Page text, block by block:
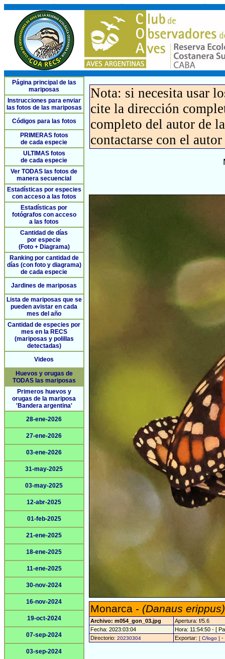
Página principal de las
mariposas
Instrucciones para enviar
las fotos de las mariposas
Códigos para las fotos
PRIMERAS fotos
de cada especie
ULTIMAS fotos
de cada especie
Ver TODAS las fotos de
manera secuencial
Estadísticas por especies
con acceso a las fotos
Estadísticas por
fotógrafos con acceso
a las fotos
Cantidad de días
por especie
(Foto + Diagrama)
Ranking por cantidad de
días (con foto y diagrama)
de cada especie
Jardines de mariposas
Lista de mariposas que se
pueden avistar en cada
mes del año
Cantidad de especies por
mes en la RECS
(mariposas y polillas
detectadas)
Videos
Huevos y orugas de
TODAS las mariposas
Primeros huevos y
orugas de la mariposa
'Bandera argentina'
28-ene-2026
27-ene-2026
03-ene-2026
31-may-2025
03-may-2025
12-abr-2025
01-feb-2025
21-ene-2025
18-ene-2025
11-ene-2025
30-nov-2024
16-nov-2024
19-oct-2024
07-sep-2024
03-sep-2024
Nota: si necesita usar
cite la dirección
completo del autor de
contactarse con el
Monarca - (Danaus erippus)
Archivo: m054_gon_03.jpg
Apertura: f/5.6
Fecha: 2023:03:04
Hora: 11:54:50 - [
Directorio: 20230304 Exportar: [ C/logo ] -